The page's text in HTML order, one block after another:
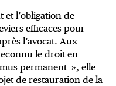
l’obligation de
efficaces pour
l’avocat. Aux
le droit en
permanent », elle
de restauration de la